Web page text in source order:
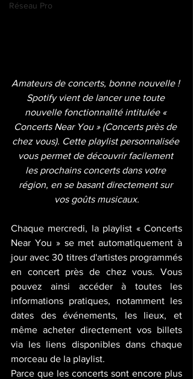
Réseau Pro
Amateurs de concerts, bonne nouvelle !
Spotify vient de lancer une toute
nouvelle fonctionnalité intitulée «
Concerts Near You » (Concerts près de
chez vous). Cette playlist personnalisée
vous permet de découvrir facilement
les prochains concerts dans votre
région, en se basant directement sur
vos goûts musicaux.
Chaque mercredi, la playlist « Concerts
Near You » se met automatiquement à
jour avec 30 titres d'artistes programmés
en concert près de chez vous. Vous
pouvez ainsi accéder à toutes les
informations pratiques, notamment les
dates des événements, les lieux, et
même acheter directement vos billets
via les liens disponibles dans chaque
morceau de la playlist.
Parce que les concerts sont encore plus